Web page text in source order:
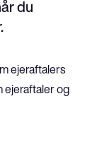
du
ejeraftalers
ejeraftaler og